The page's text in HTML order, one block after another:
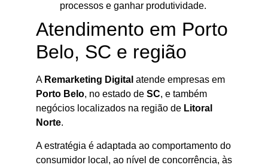
processos e ganhar produtividade.
Atendimento em Porto
Belo, SC e região
A Remarketing Digital atende empresas em
Porto Belo, no estado de SC, e também
negócios localizados na região de Litoral
Norte.
A estratégia é adaptada ao comportamento do
consumidor local, ao nível de concorrência, às